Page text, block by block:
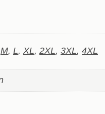
M, L, XL, 2XL, 3XL, 4XL